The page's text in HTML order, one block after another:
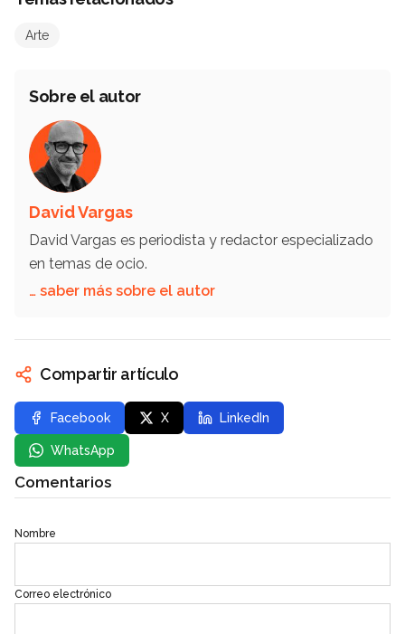
Arte
Sobre el autor
David Vargas
David Vargas es periodista y redactor especializado
en temas de ocio.
… saber más sobre el autor
Compartir artículo
Facebook X LinkedIn
WhatsApp
Comentarios
Nombre
Correo electrónico